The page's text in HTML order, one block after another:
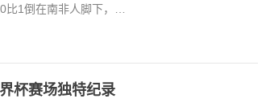
1倒在南非人脚下，将
杯赛场独特纪录